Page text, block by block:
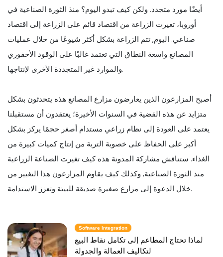
أيضًا مورد متجدد. ولكن كيف تبدو اليوم؟ منذ الثورة الصناعية في
أوروبا، تغيرت الزراعة من اقتصاد قائم على الزراعة إلى اقتصاد
صناعي. اليوم, تتم الزراعة بشكل أكثر شيوعًا من خلال عمليات
المصانع واسعة النطاق التي تعتمد غالبًا على الوقود الأحفوري
والموارد غير المتجددة الأخرى لإنتاجها.
أصبح المزارعون الذين يعارضون مزارع المصانع هذه يتحدثون بشكل
متزايد عن هذه القضية في السنوات الأخيرة؛ يعتقدون أن مستقبلنا
يعتمد على العودة إلى نظام زراعي مستدام أصغر حجمًا يركز بشكل
أكبر على الحفاظ على خصوبة التربة من إنتاج كميات كبيرة من
الغذاء. ستناقش مشاركة المدونة هذه كيف تغيرت الصناعة الزراعية
منذ الثورة الصناعية, وكذلك كيف يقاوم المزارعون هذا التغيير من
خلال الدعوة إلى مزارع صغيرة صديقة للبيئة وتعزز الاستدامة.
Software Integration
لماذا تحتاج المطاعم إلى تكامل نقاط البيع
لتكاليف العمالة والجدولة